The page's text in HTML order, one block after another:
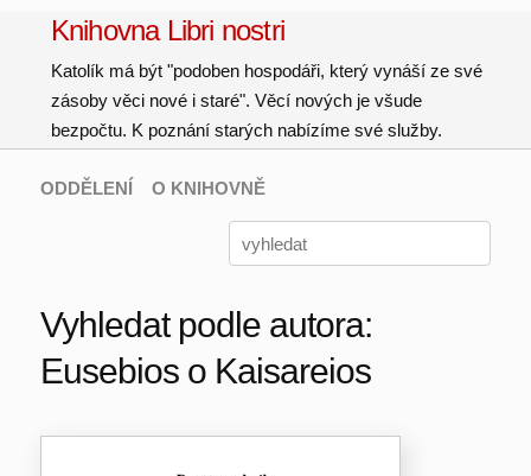
Knihovna Libri nostri
Katolík má být "podoben hospodáři, který vynáší ze své
zásoby věci nové i staré". Věcí nových je všude
bezpočtu. K poznání starých nabízíme své služby.
ODDĚLENÍ O KNIHOVNĚ
Vyhledat podle autora:
Eusebios o Kaisareios